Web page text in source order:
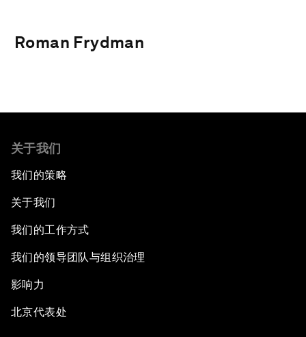
Roman Frydman
关于我们
我们的策略
关于我们
我们的工作方式
我们的领导团队与组织治理
影响力
北京代表处